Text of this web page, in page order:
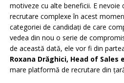
motiveze cu alte beneficii. E nevoie
recrutare complexe în acest
categoriei de candidați de care
vedea din nou o serie de
de această dată, ele vor fi din
Roxana Drăghici, Head of Sales
mare platformă de recrutare din